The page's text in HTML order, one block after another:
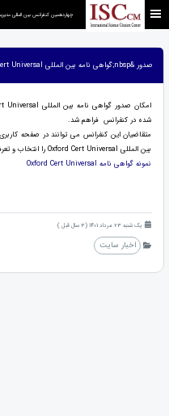
چهاردهمین کنفرانس بین المللی
صدور &nbsp;گواهی نامه بین المللی Oxford Cert Universal
شده در کنفرانس فراهم شد.
متقاضیان این کنفرانس می توانند در صفحه
بین المللی Oxford Cert Universal را انتخاب و تعرفه مربوطه را پرداخت کنند.
نمونه گواهی نامه Oxford Cert Universal
یک شنبه 23 مرداد 1401 (3 سال قبل )
اخبار سایت